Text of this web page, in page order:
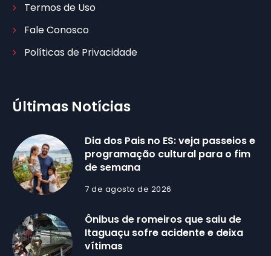
Termos de Uso
Fale Conosco
Políticas de Privacidade
Últimas Notícias
Dia dos Pais no ES: veja passeios e
programação cultural para o fim
de semana
7 de agosto de 2026
Ônibus de romeiros que saiu de
Itaguaçu sofre acidente e deixa
vítimas